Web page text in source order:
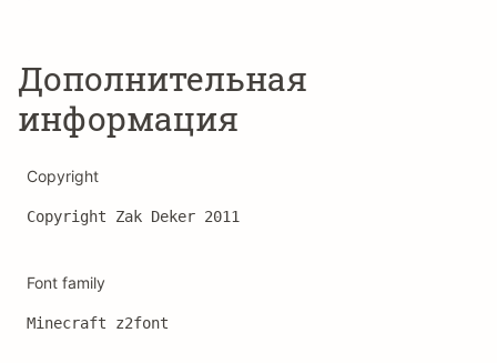
Дополнительная
информация
Copyright
Copyright Zak Deker 2011
Font family
Minecraft z2font